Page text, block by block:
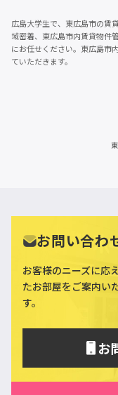
広島大学生で、東広島市の賃
域密着、東広島市内賃貸物件
にお任せください。東広島市
ていただきます。
お問い合わ
お客様のニーズに応
たお部屋をご案内い
す。
お